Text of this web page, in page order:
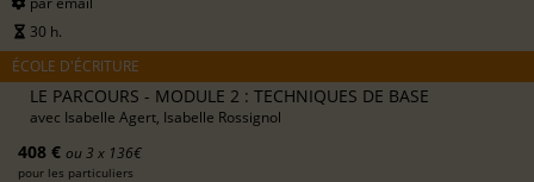
30 h.
ÉCOLE D'ÉCRITURE
LE PARCOURS - MODULE 2 : TECHNIQUES DE BASE
avec Isabelle Agert, Isabelle Rossignol
408 € ou 3 x 136€
pour les particuliers